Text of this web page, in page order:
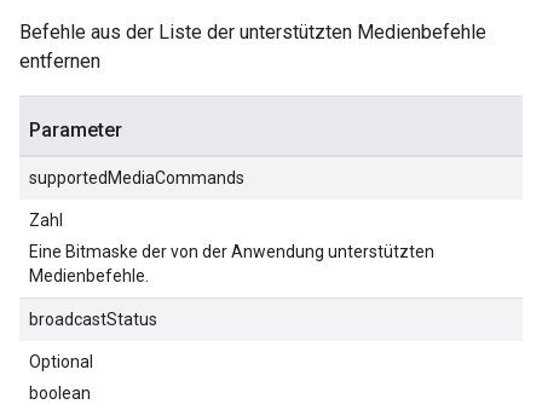
Befehle aus der Liste der unterstützten Medienbefehle
entfernen
Parameter
supportedMediaCommands
Zahl
Eine Bitmaske der von der Anwendung unterstützten
Medienbefehle.
broadcastStatus
Optional
boolean